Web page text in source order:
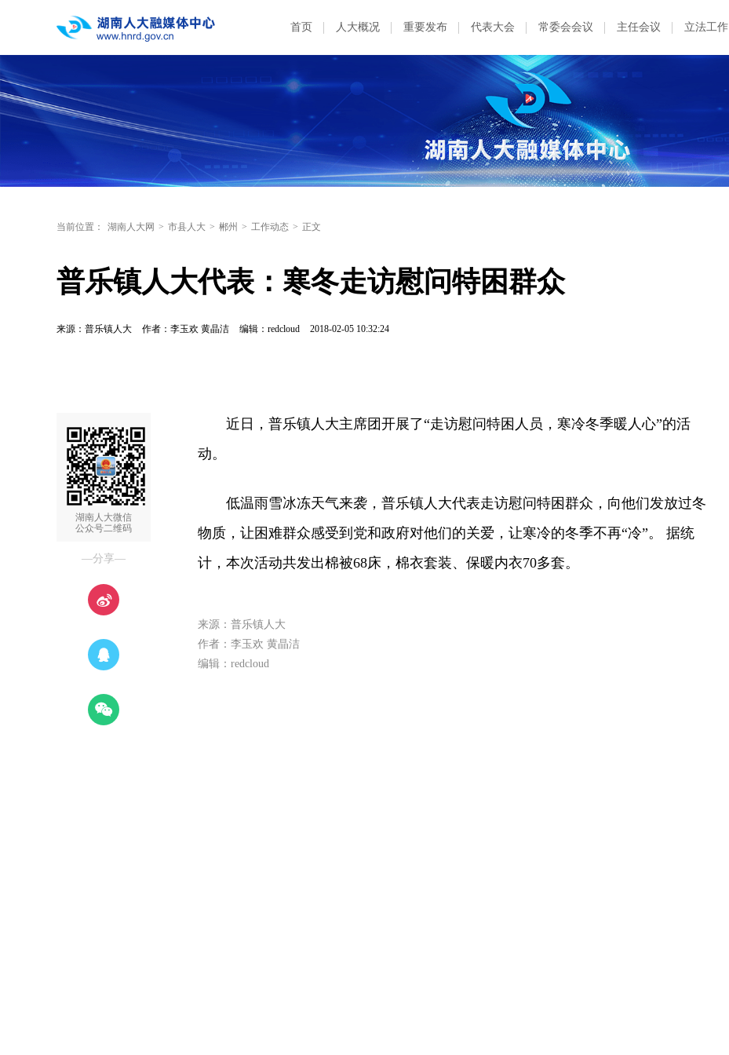
首页 人大概况 重要发布 代表大会 常委会会议 主任会议 立法工作
当前位置： 湖南人大网 > 市县人大 > 郴州 > 工作动态 > 正文
普乐镇人大代表：寒冬走访慰问特困群众
来源：普乐镇人大 作者：李玉欢 黄晶洁 编辑：redcloud 2018-02-05 10:32:24
湖南人大微信
公众号二维码
—分享—
近日，普乐镇人大主席团开展了“走访慰问特困人员，寒冷冬季暖人心”的活
动。
低温雨雪冰冻天气来袭，普乐镇人大代表走访慰问特困群众，向他们发放过冬
物质，让困难群众感受到党和政府对他们的关爱，让寒冷的冬季不再“冷”。 据统
计，本次活动共发出棉被68床，棉衣套装、保暖内衣70多套。
来源：普乐镇人大
作者：李玉欢 黄晶洁
编辑：redcloud